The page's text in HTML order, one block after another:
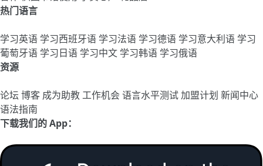
热门语言
学习英语 学习西班牙语 学习法语 学习德语 学习意大利语 学习
葡萄牙语 学习日语 学习中文 学习韩语 学习俄语
资源
论坛 博客 成为助教工作机会语言水平测试加盟计划 新闻中心
语法指南
下载我们的 App：